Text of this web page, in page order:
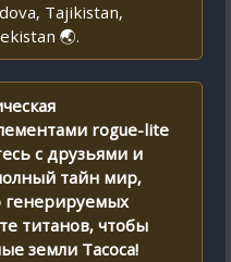
Tajikistan,
🌏.
rogue-lite
с друзьями и
тайн мир,
генерируемых
титанов, чтобы
земли Тасоса!